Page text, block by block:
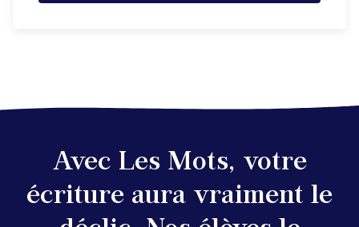
Avec Les Mots, votre
écriture aura vraiment le